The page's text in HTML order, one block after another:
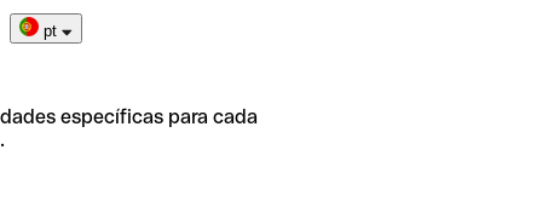
pt
específicas para cada